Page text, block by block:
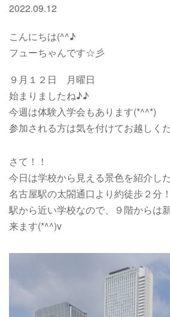
2022.09.12
こんにちは(^^♪
フューちゃんです☆彡
９月１２日 月曜日
始まりましたね♪♪
今週は体験入学会もあります(*^^*)
参加される方は気を付けてお越しくだ
さて！！
今日は学校から見える景色を紹介し
名古屋駅の太閤通口より約徒歩２分！
駅から近い学校なので、９階からは
来ます(*^^)v